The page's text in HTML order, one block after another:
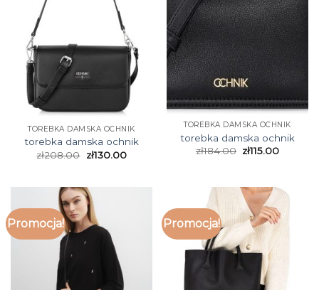
TOREBKA DAMSKA OCHNIK
torebka damska ochnik
zł208.00 zł130.00
TOREBKA DAMSKA OCHNIK
torebka damska ochnik
zł184.00 zł115.00
Promocja! Promocja!